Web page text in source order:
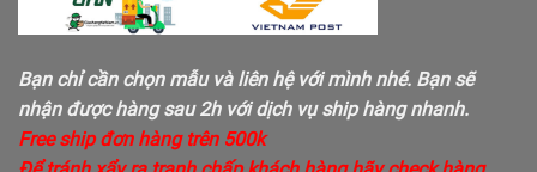
Bạn chỉ cần chọn mẫu và liên hệ với mình nhé. Bạn sẽ
nhận được hàng sau 2h với dịch vụ ship hàng nhanh.
Free ship đơn hàng trên 500k